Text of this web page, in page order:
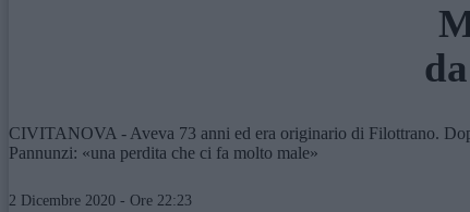
CIVITANOVA - Aveva 73 anni ed era originario di Filottrano.
Pannunzi: «una perdita che ci fa molto male»
2 Dicembre 2020 - Ore 22:23